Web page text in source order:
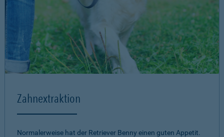
Zahnextraktion
Normalerweise hat der Retriever Benny einen guten Appetit.